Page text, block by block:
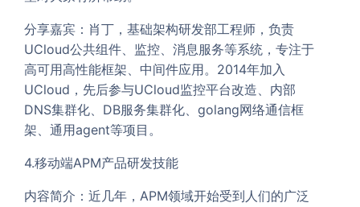
分享嘉宾：肖丁，基础架构研发部工程师，负责
UCloud公共组件、监控、消息服务等系统，专注于
高可用高性能框架、中间件应用。2014年加入
UCloud，先后参与UCloud监控平台改造、内部
DNS集群化、DB服务集群化、golang网络通信框
架、通用agent等项目。
4.移动端APM产品研发技能
内容简介：近几年，APM领域开始受到人们的广泛